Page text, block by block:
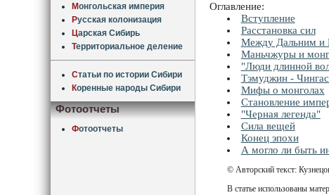
Монгольская империя
Русская колонизация
Царская Сибирь
Территориальное деление
Статьи по истории Сибири
Коренные народы Сибири
Фотоотчеты
Фотоотчеты
Оглавление:
Вступление
Расстановка сил
Между Дальним и
Маньчжуры и
"Люди длинной
Тэмуджин -
Мифы о монголах
Становление
"Черная легенда"
Сила вещей
Конец эпохи
А могло ли быть
© Авторский текст:
В статье использованы